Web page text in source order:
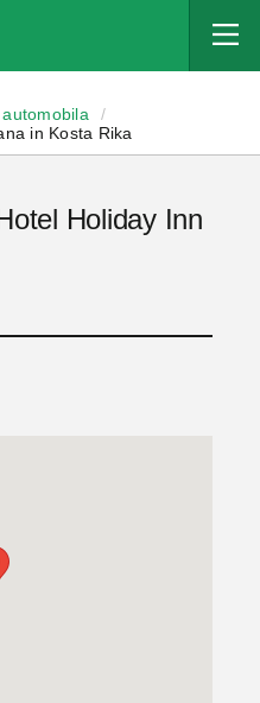
/
in Kosta Rika
Holiday Inn